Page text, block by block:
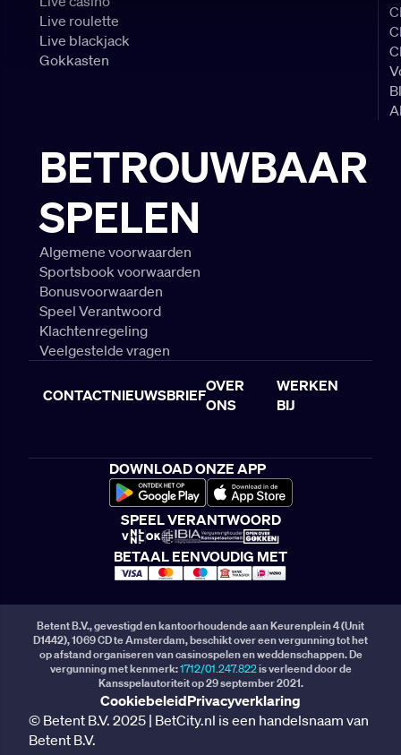
Live roulette
Live blackjack
Gokkasten
BETROUWBAAR
SPELEN
Algemene voorwaarden
Sportsbook voorwaarden
Bonusvoorwaarden
Speel Verantwoord
Klachtenregeling
Veelgestelde vragen
CONTACTNIEUWSBRIEF
OVER
ONS
WERKEN
BIJ
DOWNLOAD ONZE APP
SPEEL VERANTWOORD
BETAAL EENVOUDIG MET
Betent B.V., gevestigd en kantoorhoudende aan Keurenplein 4 (Unit
D1442), 1069 CD te Amsterdam, beschikt over een vergunning tot het
op afstand organiseren van casinospelen en weddenschappen. De
vergunning met kenmerk:1712/01.247.822is verleend door de
Kansspelautoriteit op 29 september 2021.
CookiebeleidPrivacyverklaring
© Betent B.V. 2025 | BetCity.nl is een handelsnaam van
Betent B.V.